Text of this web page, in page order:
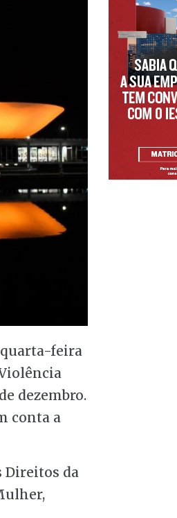
feira
dezembro.
conta a
Direitos da